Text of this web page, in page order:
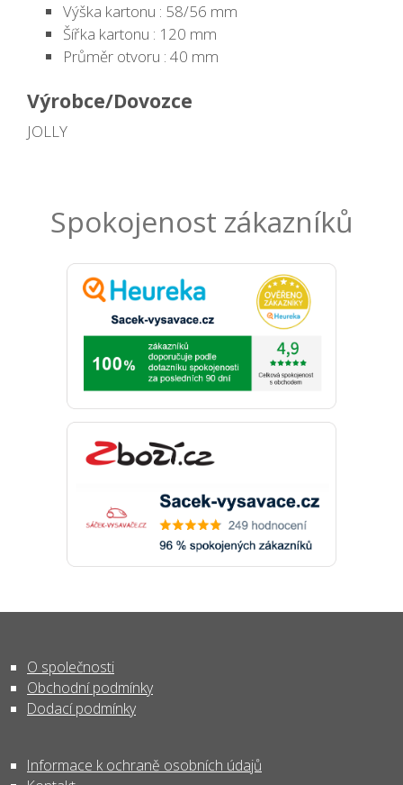
Výška kartonu : 58/56 mm
Šířka kartonu : 120 mm
Průměr otvoru : 40 mm
Výrobce/Dovozce
JOLLY
Spokojenost zákazníků
O společnosti
Obchodní podmínky
Dodací podmínky
Informace k ochraně osobních údajů